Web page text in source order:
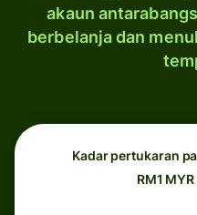
akaun
berbelanja dan
Kadar pertukaran
RM1